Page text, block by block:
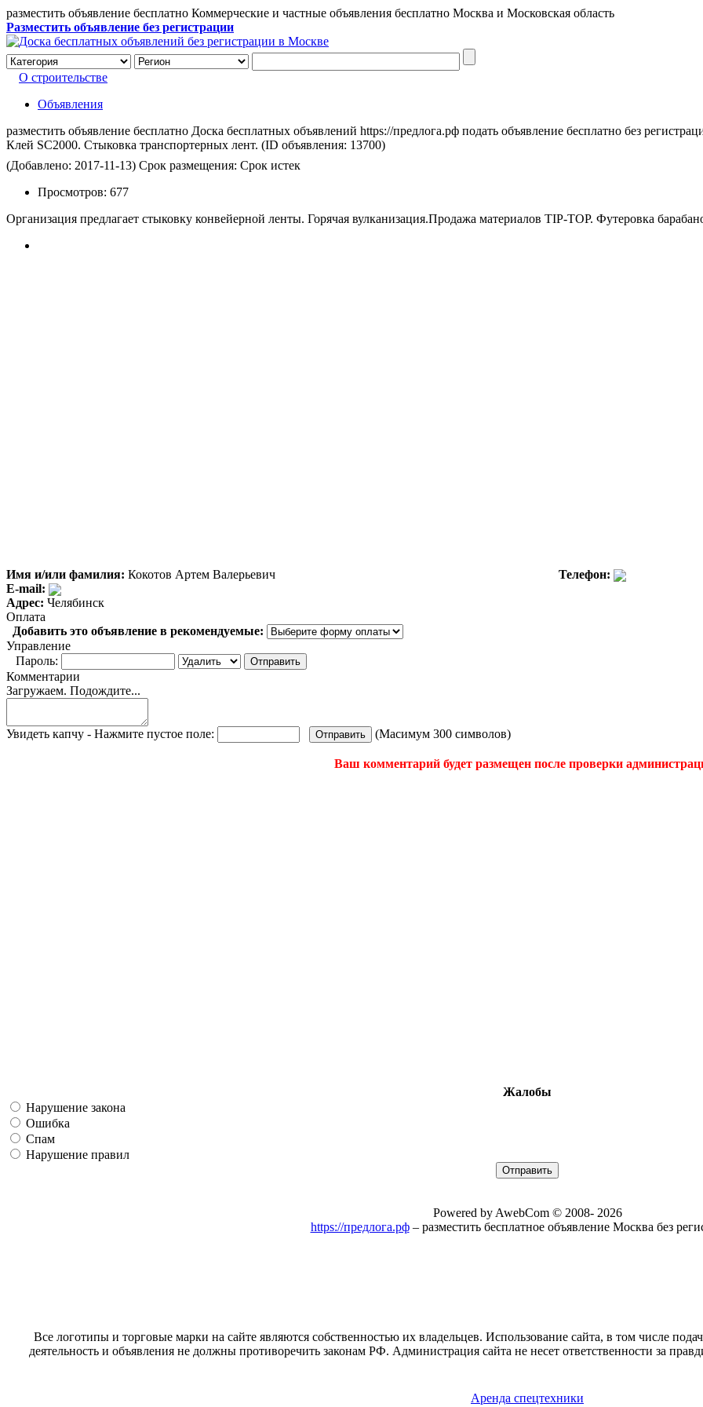
разместить объявление бесплатно Коммерческие и частные объявления бесплатно Москва и Московская область
Разместить объявление без регистрации
О строительстве
Объявления
разместить объявление бесплатно Доска бесплатных объявлений https://предлога.рф подать объявление бесплатно без
Клей SC2000. Стыковка транспортерных лент. (ID объявления: 13700)
(Добавлено: 2017-11-13) Срок размещения: Срок истек
Просмотров: 677
Организация предлагает стыковку конвейерной ленты. Горячая вулканизация.Продажа материалов TIP-TOP. Футеровка
Имя и/или фамилия: Кокотов Артем Валерьевич
Телефон:
E-mail:
Адрес: Челябинск
Оплата
Добавить это объявление в рекомендуемые:
Управление
Пароль:
Комментарии
Загружаем. Подождите...
Увидеть капчу - Нажмите пустое поле: (Масимум 300 символов)
Ваш комментарий будет размещен после проверки
Жалобы
Нарушение закона
Ошибка
Спам
Нарушение правил
Powered by AwebCom © 2008- 2026
https://предлога.рф– разместить бесплатное объявление Москва без
Все логотипы и торговые марки на сайте являются собственностью их владельцев. Использование сайта, в том числе
деятельность и объявления не должны противоречить законам РФ. Администрация сайта не несет ответственности за
Аренда спецтехники